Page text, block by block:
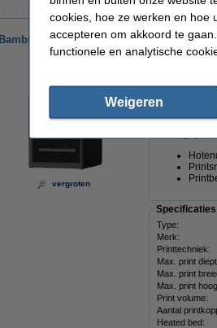
€ 462,81 Excl.
Bambu Lab P1S Combo 3D-printer
vergroten
De Bambu
externe
Specificaties
Type:
Merk:
Printtechniek:
Max. print
Max. print
Max. print
Print volume:
Aantal
Heated bed:
cookies, hoe ze werken en hoe
accepteren om akkoord te
functionele en analytische
Weigeren